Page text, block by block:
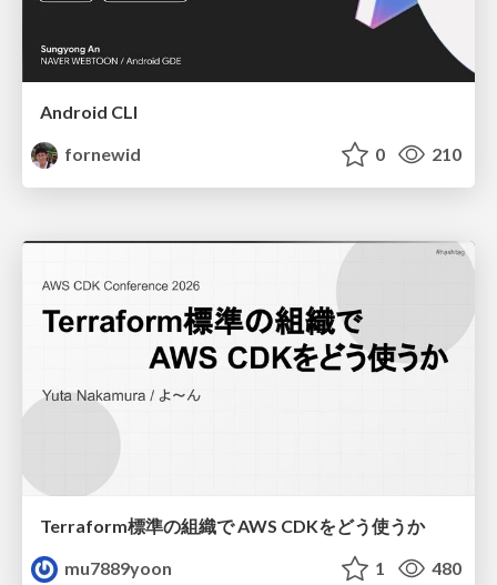
Android CLI
fornewid
0 210
Terraform標準の組織で AWS CDKをどう使うか
mu7889yoon
1 480